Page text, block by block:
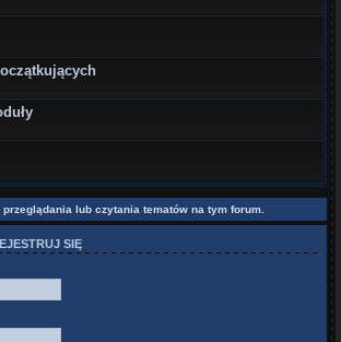
lub czytania tematów na tym forum.
SIĘ